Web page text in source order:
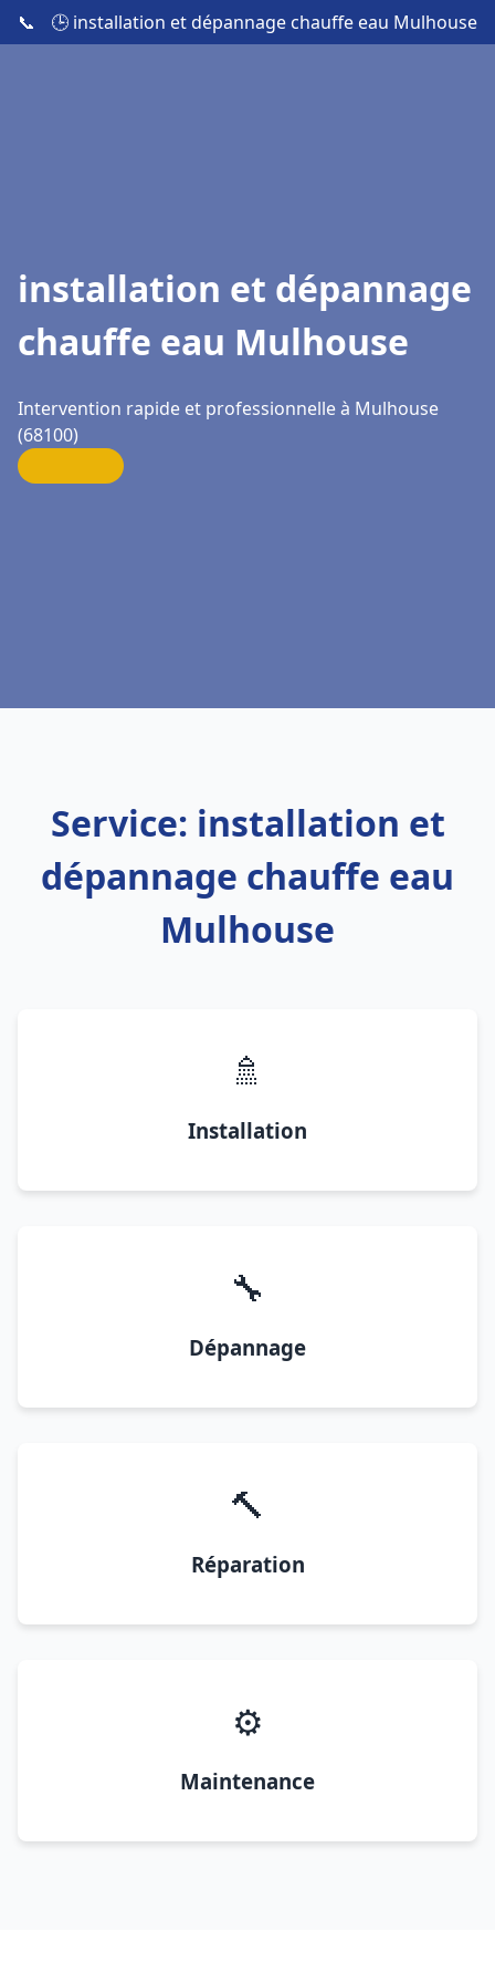
📞 🕒 installation et dépannage chauffe eau Mulhouse
installation et dépannage
chauffe eau Mulhouse
Intervention rapide et professionnelle à Mulhouse
(68100)
Service: installation et
dépannage chauffe eau
Mulhouse
🚿
Installation
🔧
Dépannage
🔨
Réparation
⚙️
Maintenance